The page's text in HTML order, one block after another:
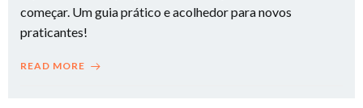
começar. Um guia prático e acolhedor para novos
praticantes!
READ MORE